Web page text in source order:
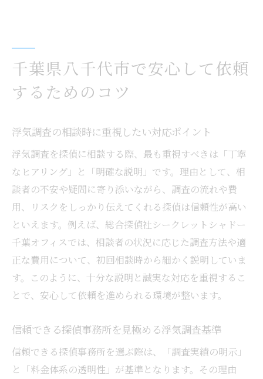
千葉県八千代市で安心して依頼
するためのコツ
浮気調査の相談時に重視したい対応ポイント
浮気調査を探偵に相談する際、最も重視すべきは「丁寧
なヒアリング」と「明確な説明」です。理由として、相
談者の不安や疑問に寄り添いながら、調査の流れや費
用、リスクをしっかり伝えてくれる探偵は信頼性が高い
といえます。例えば、総合探偵社シークレットシャドー
千葉オフィスでは、相談者の状況に応じた調査方法や適
正な費用について、初回相談時から細かく説明していま
す。このように、十分な説明と誠実な対応を重視するこ
とで、安心して依頼を進められる環境が整います。
信頼できる探偵事務所を見極める浮気調査基準
信頼できる探偵事務所を選ぶ際は、「調査実績の明示」
と「料金体系の透明性」が基準となります。その理由